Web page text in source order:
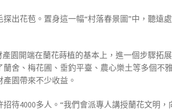
出花苞。置身這一幅“村落春景圖”中，聽遠
園開端在蘭花蒔植的基本上，進一個步驟拓
舍、梅花圃、垂釣平臺、農心樂土等多個不
園帶來不少收益。
待4000多人。“我們會派專人講授蘭花文明，